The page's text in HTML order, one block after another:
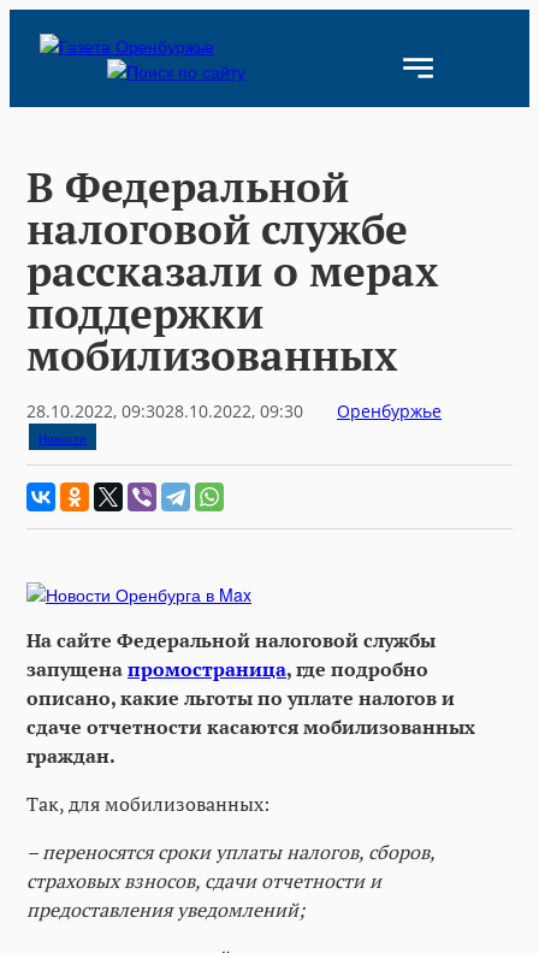
В Федеральной
налоговой службе
рассказали о мерах
поддержки
мобилизованных
28.10.2022, 09:3028.10.2022, 09:30 Оренбуржье
Новости
На сайте Федеральной налоговой службы
запущенапромостраница, где подробно
описано, какие льготы по уплате налогов и
сдаче отчетности касаются мобилизованных
граждан.
Так, для мобилизованных:
– переносятся сроки уплаты налогов, сборов,
страховых взносов, сдачи отчетности и
предоставления уведомлений;